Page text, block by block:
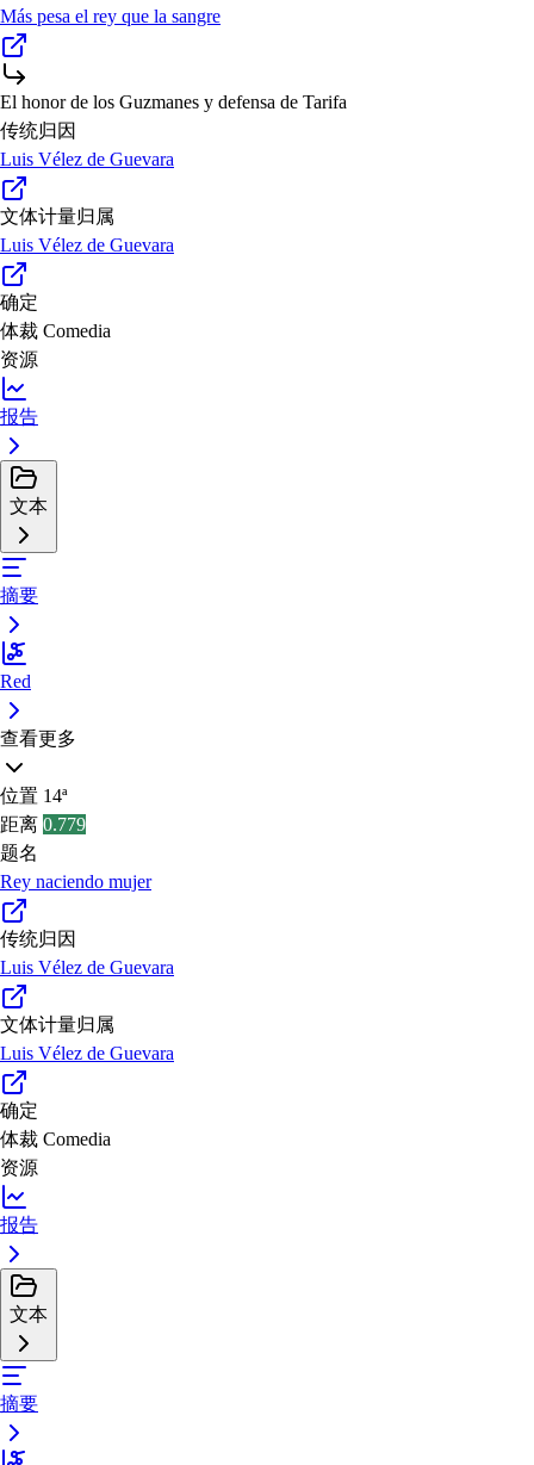
Más pesa el rey que la sangre
El honor de los Guzmanes y defensa de Tarifa
传统归因
Luis Vélez de Guevara
文体计量归属
Luis Vélez de Guevara
确定
体裁 Comedia
资源
报告
文本
摘要
Red
查看更多
位置 14ª
距离 0.779
题名
Rey naciendo mujer
传统归因
Luis Vélez de Guevara
文体计量归属
Luis Vélez de Guevara
确定
体裁 Comedia
资源
报告
文本
摘要